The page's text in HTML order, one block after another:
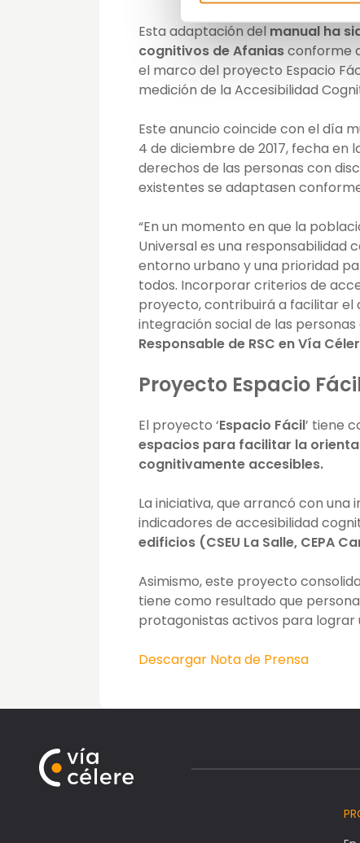
Esta adaptación del manual ha
cognitivos de Afaniasconforme
el marco del proyecto Espacio
medición de la Accesibilidad
Este anuncio coincide con el día
4 de diciembre de 2017, fecha en
derechos de las personas con
existentes se adaptasen
“En un momento en que la
Universal es una
entorno urbano y una prioridad
todos. Incorporar criterios de
proyecto, contribuirá a facilitar el
integración social de las
Responsable de RSC en Vía
Proyecto Espacio
El proyecto ‘Espacio Fácil’ tiene
espacios para facilitar la
cognitivamente accesibles.
La iniciativa, que arrancó con
indicadores de accesibilidad
edificios (CSEU La Salle, CEPA
Asimismo, este proyecto
tiene como resultado que
protagonistas activos para lograr
Descargar Nota de Prensa